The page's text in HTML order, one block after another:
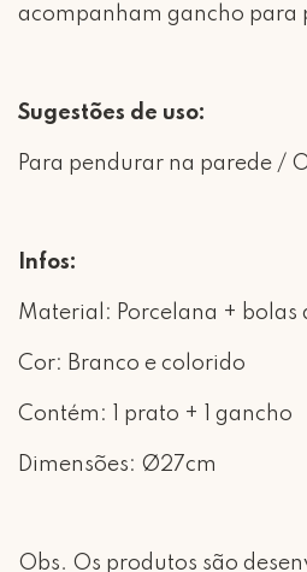
acompanham gancho para
Sugestões de uso:
Para pendurar na parede /
Infos:
Material: Porcelana + bolas
Cor: Branco e colorido
Contém: 1 prato + 1 gancho
Dimensões: Ø27cm
Obs. Os produtos são